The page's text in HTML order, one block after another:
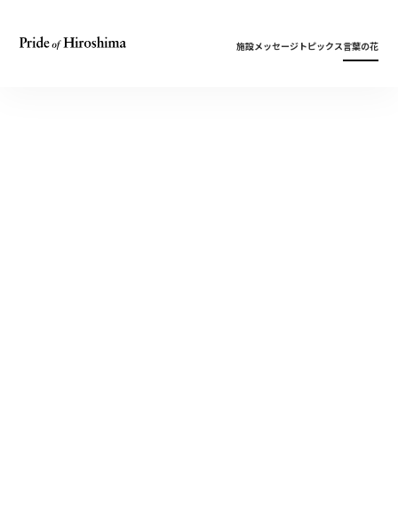
施設メッセージトピックス言葉の花